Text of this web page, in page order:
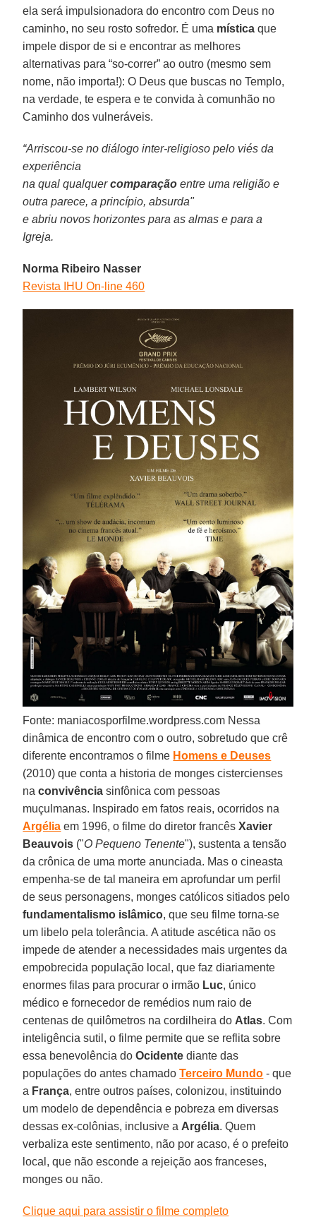
ela será impulsionadora do encontro com Deus no
caminho, no seu rosto sofredor. É uma mística que
impele dispor de si e encontrar as melhores
alternativas para “so-correr” ao outro (mesmo sem
nome, não importa!): O Deus que buscas no Templo,
na verdade, te espera e te convida à comunhão no
Caminho dos vulneráveis.
“Arriscou-se no diálogo inter-religioso pelo viés da
experiência
na qual qualquercomparação entre uma religião e
outra parece, a princípio, absurda"
e abriu novos horizontes para as almas e para a
Igreja.
Norma Ribeiro Nasser
Revista IHU On-line 460
Fonte: maniacosporfilme.wordpress.com Nessa
dinâmica de encontro com o outro, sobretudo que crê
diferente encontramos o filme Homens e Deuses
(2010) que conta a historia de monges cistercienses
naconvivência sinfônica com pessoas
muçulmanas. Inspirado em fatos reais, ocorridos na
Argélia em 1996, o filme do diretor francêsXavier
Beauvois ("O Pequeno Tenente"), sustenta a tensão
da crônica de uma morte anunciada. Mas o cineasta
empenha-se de tal maneira em aprofundar um perfil
de seus personagens, monges católicos sitiados pelo
fundamentalismo islâmico, que seu filme torna-se
um libelo pela tolerância. A atitude ascética não os
impede de atender a necessidades mais urgentes da
empobrecida população local, que faz diariamente
enormes filas para procurar o irmão Luc, único
médico e fornecedor de remédios num raio de
centenas de quilômetros na cordilheira do Atlas. Com
inteligência sutil, o filme permite que se reflita sobre
essa benevolência doOcidente diante das
populações do antes chamadoTerceiro Mundo - que
a França, entre outros países, colonizou, instituindo
um modelo de dependência e pobreza em diversas
dessas ex-colônias, inclusive a Argélia. Quem
verbaliza este sentimento, não por acaso, é o prefeito
local, que não esconde a rejeição aos franceses,
monges ou não.
Clique aqui para assistir o filme completo